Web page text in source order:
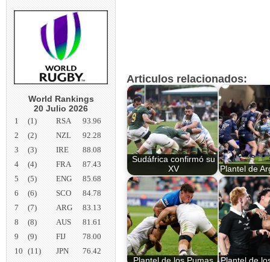
World Rankings
20 Julio 2026
1 (1) RSA
93.96
2
(2) NZL
92.28
3
(3) IRE
88.08
4
(4) FRA
87.43
5
(5) ENG
85.68
6
(6) SCO
84.78
7
(7) ARG
83.13
8
(8) AUS
81.61
9
(9) FIJ
78.00
10 (11) JPN 76.42
Articulos relacionados:
Sudáfrica confirmó su
XV
Plantel de